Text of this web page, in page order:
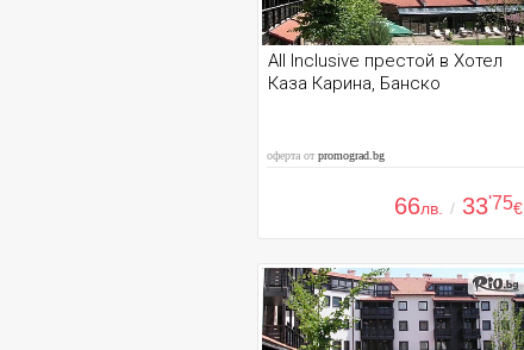
All Inclusive престой в Хотел
Каза Карина, Банско
оферта от promograd.bg
66лв. / 33'75€